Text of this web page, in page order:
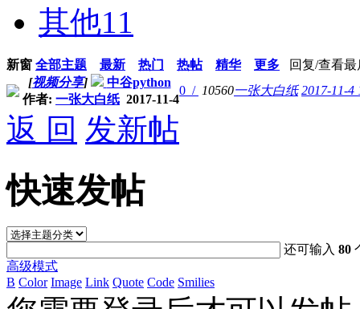
其他11
新窗 全部主题 最新 热门 热帖 精华 更多 回复/查看最
[视频分享]
中谷python
作者: 一张大白纸 2017-11-4
0 / 10560一张大白纸 2017-11-4
返 回 发新帖
快速发帖
还可输入80
高级模式
B Color Image Link Quote Code Smilies